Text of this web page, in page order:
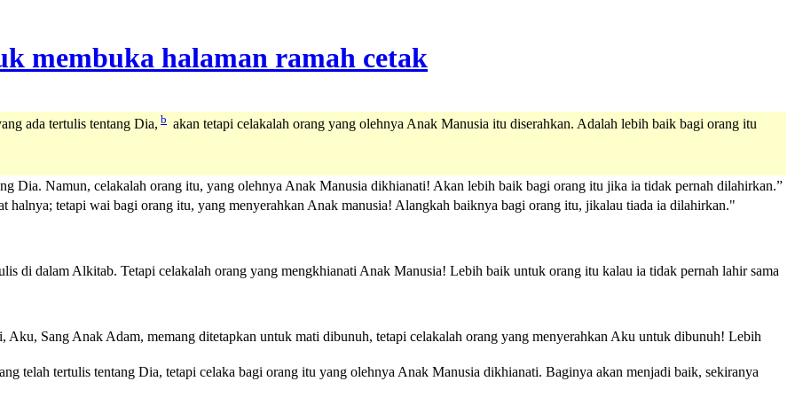
ada tertulis tentang Dia, b akan tetapi celakalah orang yang olehnya Anak Manusia itu diserahkan. Adalah lebih baik bagi orang itu
Dia. Namun, celakalah orang itu, yang olehnya Anak Manusia dikhianati! Akan lebih baik bagi orang itu jika ia tidak pernah dilahirkan.”
halnya; tetapi wai bagi orang itu, yang menyerahkan Anak manusia! Alangkah baiknya bagi orang itu, jikalau tiada ia dilahirkan."
di dalam Alkitab. Tetapi celakalah orang yang mengkhianati Anak Manusia! Lebih baik untuk orang itu kalau ia tidak pernah lahir sama
Aku, Sang Anak Adam, memang ditetapkan untuk mati dibunuh, tetapi celakalah orang yang menyerahkan Aku untuk dibunuh! Lebih
telah tertulis tentang Dia, tetapi celaka bagi orang itu yang olehnya Anak Manusia dikhianati. Baginya akan menjadi baik, sekiranya